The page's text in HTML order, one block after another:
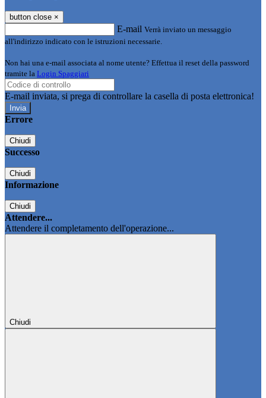
button close ×
E-mail Verrà inviato un messaggio
all'indirizzo indicato con le istruzioni necessarie.
Non hai una e-mail associata al nome utente? Effettua il reset della password
tramite la Login Spaggiari
E-mail inviata, si prega di controllare la casella di posta elettronica!
Errore
Chiudi
Successo
Chiudi
Informazione
Chiudi
Attendere...
Attendere il completamento dell'operazione...
Chiudi